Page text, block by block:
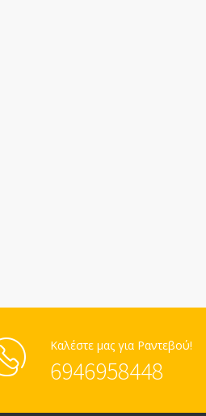
Καλέστε μας για Ραντεβού!
6946958448